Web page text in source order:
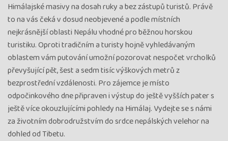
Himálajské masivy na dosah ruky a bez zástupů turistů. Právě
to na vás čeká v dosud neobjevené a podle místních
nejkrásnější oblasti Nepálu vhodné pro běžnou horskou
turistiku. Oproti tradičním a turisty hojně vyhledávaným
oblastem vám putování umožní pozorovat nespočet vrcholků
převyšující pět, šest a sedm tisíc výškových metrů z
bezprostřední vzdálenosti. Pro zájemce je místo
odpočinkového dne připraven i výstup do ještě vyšších pater s
ještě více okouzlujícími pohledy na Himálaj. Vydejte se s námi
za životním dobrodružstvím do srdce nepálských velehor na
dohled od Tibetu.